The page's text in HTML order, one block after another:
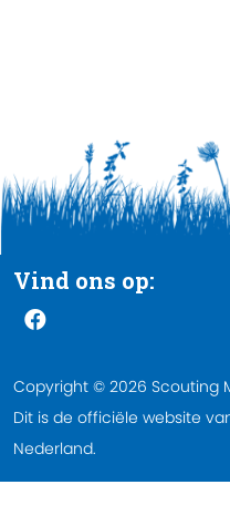
Vind ons op:
Copyright © 2026 Scouting
Dit is de officiële website
Nederland.